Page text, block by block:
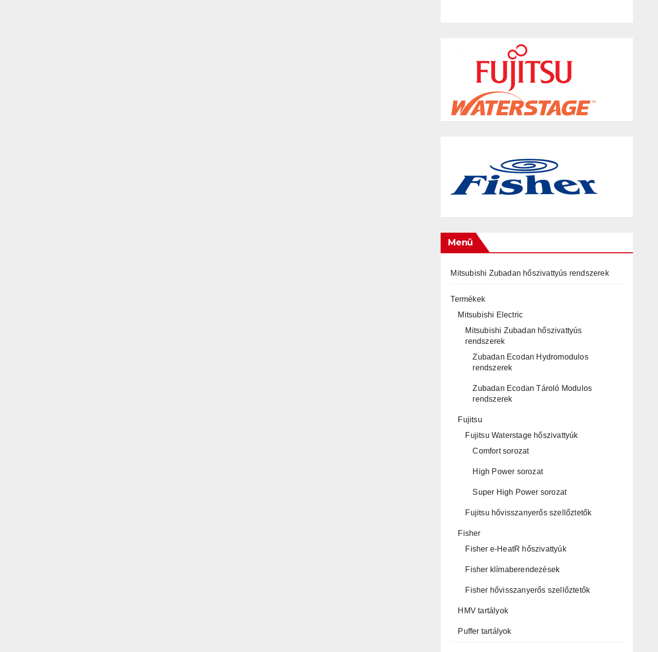
Menü
Mitsubishi Zubadan hőszivattyús rendszerek
Termékek
Mitsubishi Electric
Mitsubishi Zubadan hőszivattyús
rendszerek
Zubadan Ecodan Hydromodulos
rendszerek
Zubadan Ecodan Tároló Modulos
rendszerek
Fujitsu
Fujitsu Waterstage hőszivattyúk
Comfort sorozat
High Power sorozat
Super High Power sorozat
Fujitsu hővisszanyerős szellőztetők
Fisher
Fisher e-HeatR hőszivattyúk
Fisher klímaberendezések
Fisher hővisszanyerős szellőztetők
HMV tartályok
Puffer tartályok